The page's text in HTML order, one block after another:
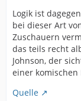
Logik ist
bei dieser Art
Zuschauern
das teils recht
Johnson, der
einer komischen
Quelle